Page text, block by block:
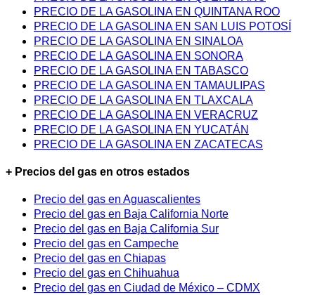
PRECIO DE LA GASOLINA EN QUINTANA ROO
PRECIO DE LA GASOLINA EN SAN LUIS POTOSÍ
PRECIO DE LA GASOLINA EN SINALOA
PRECIO DE LA GASOLINA EN SONORA
PRECIO DE LA GASOLINA EN TABASCO
PRECIO DE LA GASOLINA EN TAMAULIPAS
PRECIO DE LA GASOLINA EN TLAXCALA
PRECIO DE LA GASOLINA EN VERACRUZ
PRECIO DE LA GASOLINA EN YUCATÁN
PRECIO DE LA GASOLINA EN ZACATECAS
+ Precios del gas en otros estados
Precio del gas en Aguascalientes
Precio del gas en Baja California Norte
Precio del gas en Baja California Sur
Precio del gas en Campeche
Precio del gas en Chiapas
Precio del gas en Chihuahua
Precio del gas en Ciudad de México – CDMX